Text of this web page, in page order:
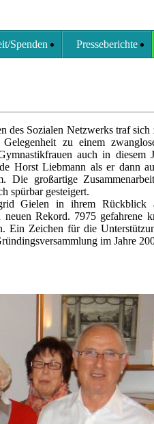
Spenden Presseberichte
Sozialen Netzwerks traf
zu einem
auch in diesem
Horst Liebmann als er dann
Die großartige
spürbar gesteigert.
Gielen in ihrem Rückblick
Rekord. 7975 gefahrene
Ein Zeichen für die
im Jahre